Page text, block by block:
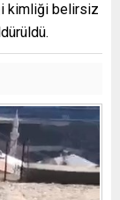
kimliği belirsiz